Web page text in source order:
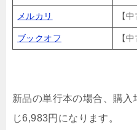
メルカリ 【
ブックオフ 【
新品の単行本の場合、購入
じ6,983円になります。